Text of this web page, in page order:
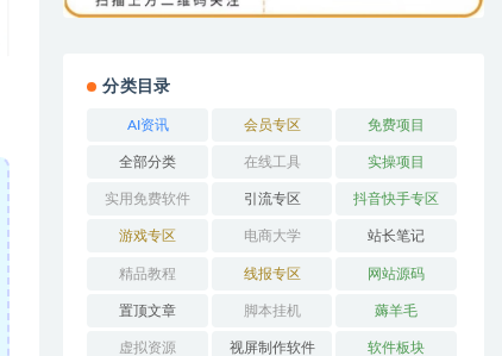
分类目录
AI资讯 会员专区 免费项目
全部分类 在线工具 实操项目
实用免费软件 引流专区 抖音快手专区
游戏专区 电商大学 站长笔记
精品教程 线报专区 网站源码
置顶文章 脚本挂机 薅羊毛
虚拟资源 视屏制作软件 软件板块